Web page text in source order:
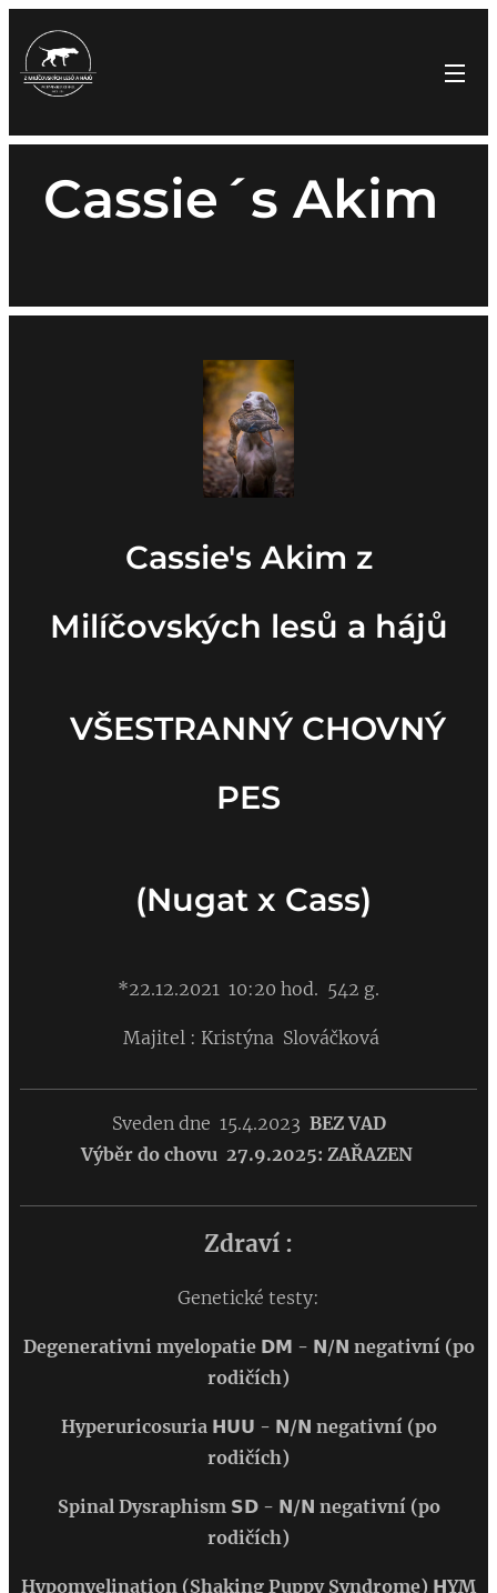
Cassie´s Akim
Cassie's Akim z
Milíčovských lesů a hájů
VŠESTRANNÝ CHOVNÝ
PES
(Nugat x Cass)
*22.12.2021 10:20 hod. 542 g.
Majitel : Kristýna Slováčková
Sveden dne 15.4.2023 BEZ VAD
Výběr do chovu 27.9.2025: ZAŘAZEN
Zdraví :
Genetické testy:
Degenerativni myelopatie 𝗗𝗠 - 𝗡/𝗡 negativní (po
rodičích)
Hyperuricosuria 𝗛𝗨𝗨 - 𝗡/𝗡 negativní (po
rodičích)
Spinal Dysraphism 𝗦𝗗 - 𝗡/𝗡 negativní (po
rodičích)
Hypomyelination (Shaking Puppy Syndrome) 𝗛YM